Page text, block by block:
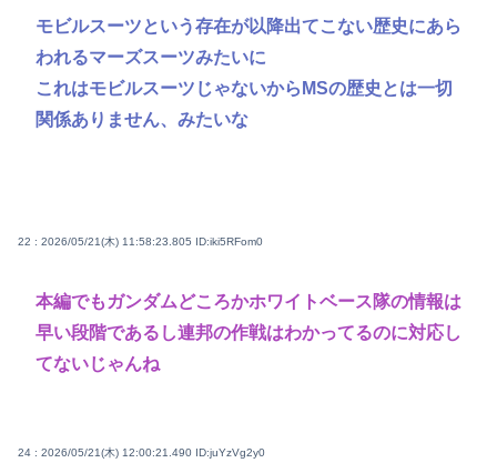
モビルスーツという存在が以降出てこない歴史にあら
われるマーズスーツみたいに
これはモビルスーツじゃないからMSの歴史とは一切
関係ありません、みたいな
22 : 2026/05/21(木) 11:58:23.805 ID:iki5RFom0
本編でもガンダムどころかホワイトベース隊の情報は
早い段階であるし連邦の作戦はわかってるのに対応し
てないじゃんね
24 : 2026/05/21(木) 12:00:21.490 ID:juYzVg2y0